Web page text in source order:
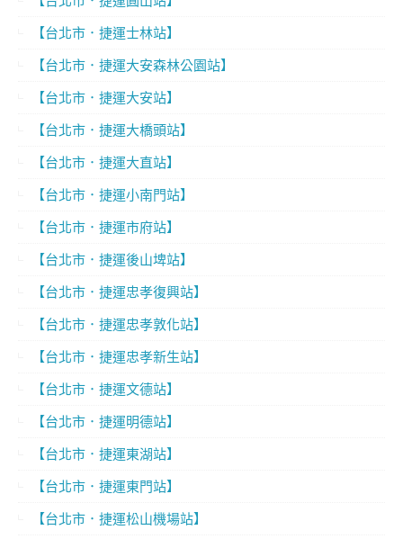
【台北市．捷運士林站】
【台北市．捷運大安森林公園站】
【台北市．捷運大安站】
【台北市．捷運大橋頭站】
【台北市．捷運大直站】
【台北市．捷運小南門站】
【台北市．捷運市府站】
【台北市．捷運後山埤站】
【台北市．捷運忠孝復興站】
【台北市．捷運忠孝敦化站】
【台北市．捷運忠孝新生站】
【台北市．捷運文德站】
【台北市．捷運明德站】
【台北市．捷運東湖站】
【台北市．捷運東門站】
【台北市．捷運松山機場站】